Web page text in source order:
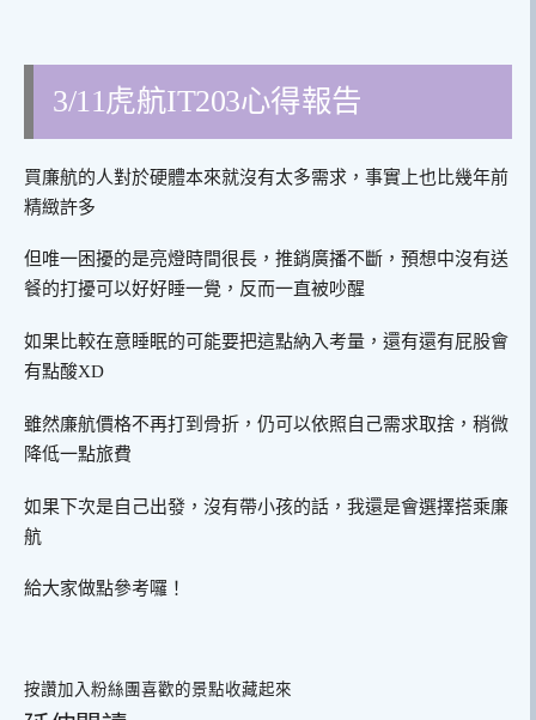
3/11虎航IT203心得報告
買廉航的人對於硬體本來就沒有太多需求，事實上也比幾年前
精緻許多
但唯一困擾的是亮燈時間很長，推銷廣播不斷，預想中沒有送
餐的打擾可以好好睡一覺，反而一直被吵醒
如果比較在意睡眠的可能要把這點納入考量，還有還有屁股會
有點酸XD
雖然廉航價格不再打到骨折，仍可以依照自己需求取捨，稍微
降低一點旅費
如果下次是自己出發，沒有帶小孩的話，我還是會選擇搭乘廉
航
給大家做點參考囉！
按讚加入粉絲團 喜歡的景點收藏起來